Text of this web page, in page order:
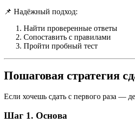
📌 Надёжный подход:
Найти проверенные ответы
Сопоставить с правилами
Пройти пробный тест
Пошаговая стратегия
Если хочешь сдать с первого раза —
Шаг 1. Основа